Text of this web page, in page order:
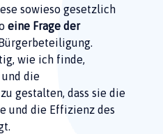
sowieso gesetzlich
eine Frage der
wie ich finde,
die
gestalten, dass sie die
und die Effizienz des